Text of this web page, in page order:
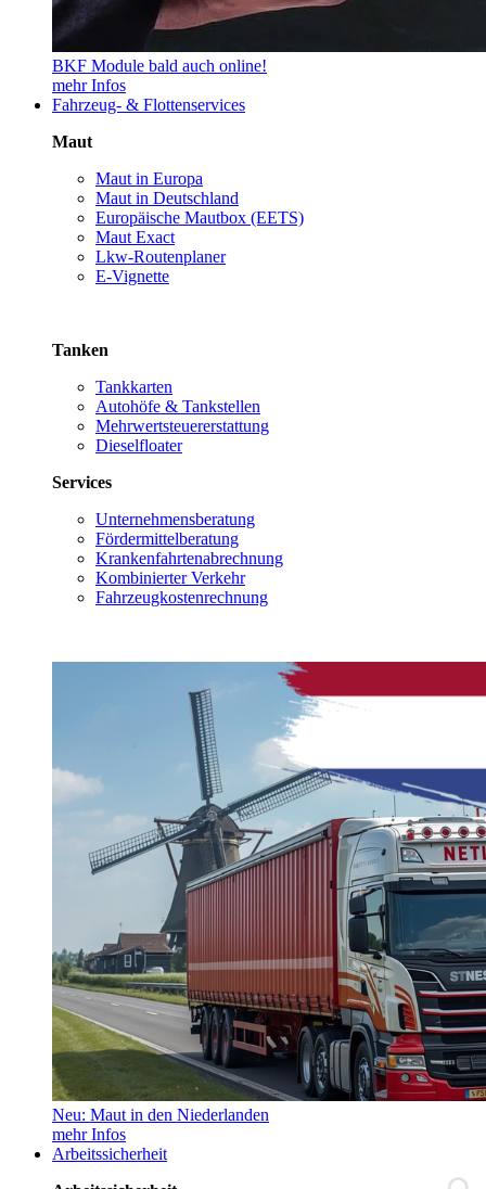
BKF Module bald auch online!
mehr Infos
Fahrzeug- & Flottenservices
Maut
Maut in Europa
Maut in Deutschland
Europäische Mautbox (EETS)
Maut Exact
Lkw-Routenplaner
E-Vignette
Tanken
Tankkarten
Autohöfe & Tankstellen
Mehrwertsteuererstattung
Dieselfloater
Services
Unternehmensberatung
Fördermittelberatung
Krankenfahrtenabrechnung
Kombinierter Verkehr
Fahrzeugkostenrechnung
Neu: Maut in den Niederlanden
mehr Infos
Arbeitssicherheit